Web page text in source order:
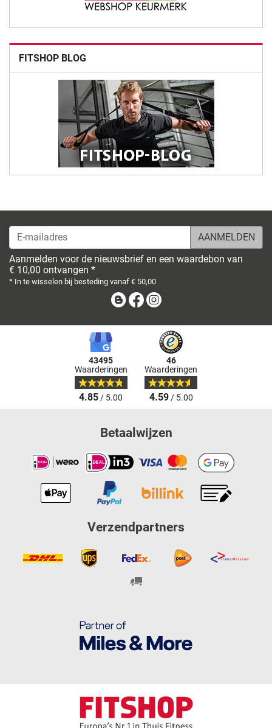
FITSHOP BLOG
E-mailadres
Aanmelden voor de nieuwsbrief en een waardebon van
€ 10,00 ontvangen *
* In te wisselen bij besteding vanaf € 50,00
BlogFacebook
43495
Waarderingen
4.85/ 5.00
46
Waarderingen
4.59/ 5.00
Betaalwijzen
Verzendpartners